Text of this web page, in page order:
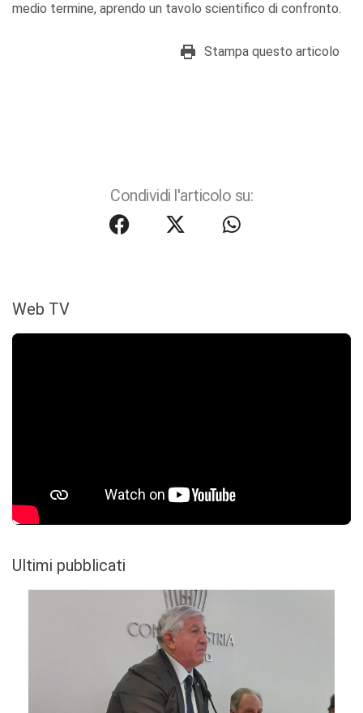
medio termine, aprendo un tavolo scientifico di confronto.
Stampa questo articolo
Condividi l'articolo su:
Web TV
Ultimi pubblicati